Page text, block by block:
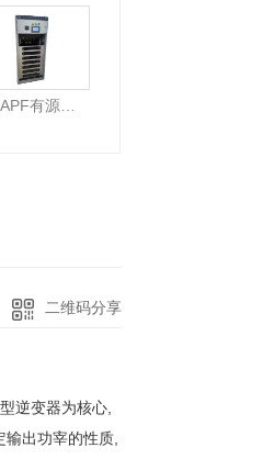
二维码分享
逆变器为核心,
输出功宰的性质,